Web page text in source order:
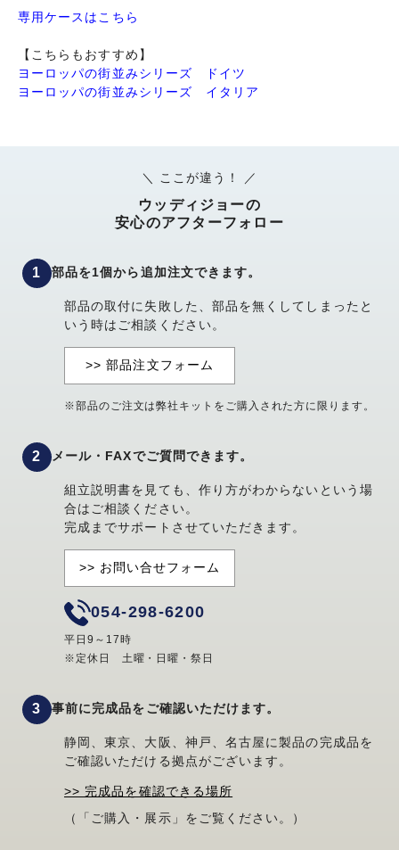
専用ケースはこちら
【こちらもおすすめ】
ヨーロッパの街並みシリーズ ドイツ
ヨーロッパの街並みシリーズ イタリア
＼ ここが違う！ ／
ウッディジョーの
安心のアフターフォロー
部品を1個から追加注文できます。
部品の取付に失敗した、部品を無くしてしまったと
いう時はご相談ください。
>> 部品注文フォーム
※部品のご注文は弊社キットをご購入された方に限ります。
メール・FAXでご質問できます。
組立説明書を見ても、作り方がわからないという場
合はご相談ください。
完成までサポートさせていただきます。
>> お問い合せフォーム
054-298-6200
平日9～17時
※定休日 土曜・日曜・祭日
事前に完成品をご確認いただけます。
静岡、東京、大阪、神戸、名古屋に製品の完成品を
ご確認いただける拠点がございます。
>> 完成品を確認できる場所
（「ご購入・展示」をご覧ください。）